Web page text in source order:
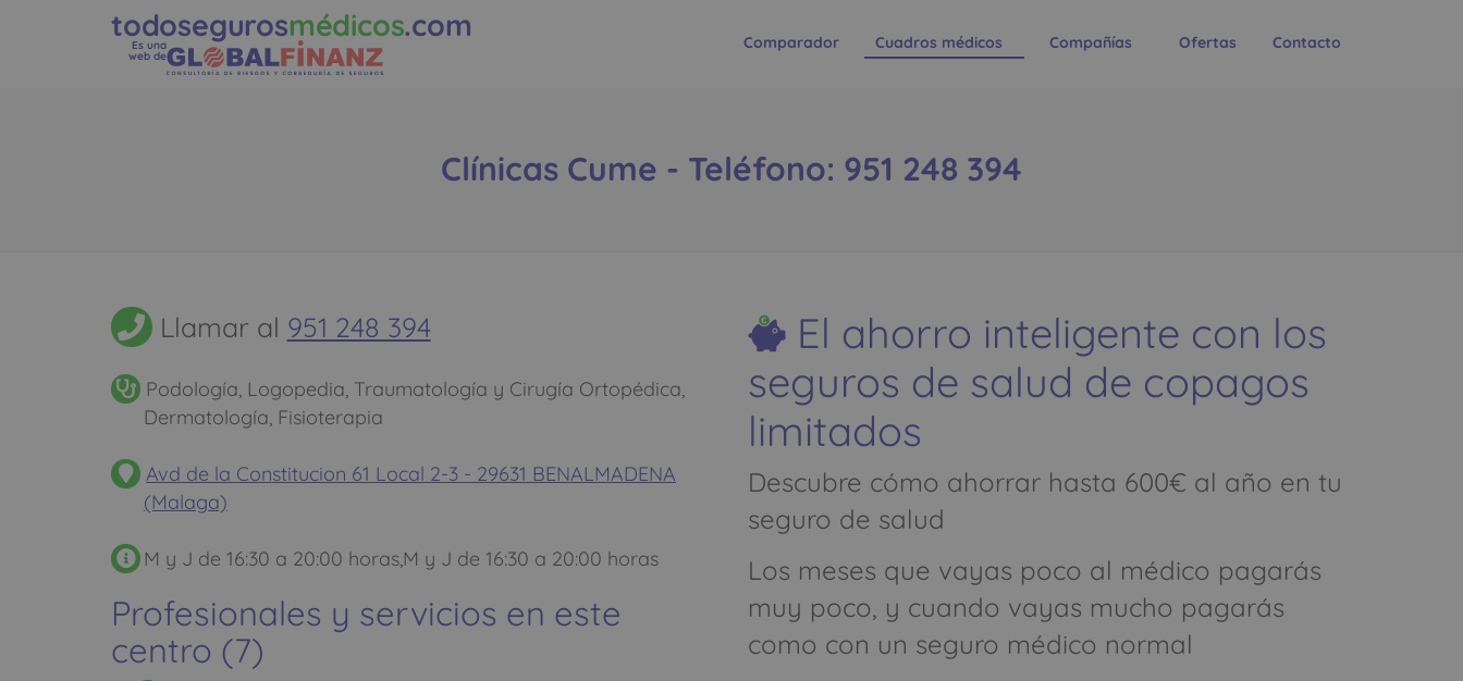
todosegurosmédicos.com
Es una
web de
Comparador Cuadros médicos Compañías Ofertas Contacto
Clínicas Cume - Teléfono: 951 248 394
Llamar al 951 248 394
Podología, Logopedia, Traumatología y Cirugía Ortopédica,
Dermatología, Fisioterapia
Avd de la Constitucion 61 Local 2-3 - 29631 BENALMADENA
(Malaga)
M y J de 16:30 a 20:00 horas,M y J de 16:30 a 20:00 horas
Profesionales y servicios en este
centro (7)
El ahorro inteligente con los
seguros de salud de copagos
limitados
Descubre cómo ahorrar hasta 600€ al año en tu
seguro de salud
Los meses que vayas poco al médico pagarás
muy poco, y cuando vayas mucho pagarás
como con un seguro médico normal